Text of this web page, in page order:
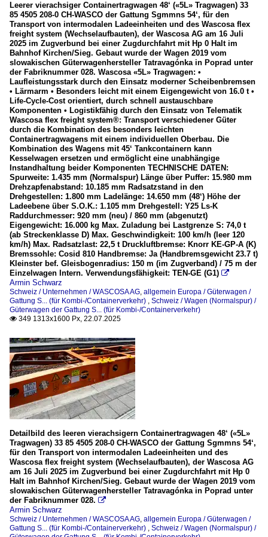
Leerer vierachsiger Containertragwagen 48‘ («5L» Tragwagen) 33
85 4505 208-0 CH-WASCO der Gattung Sgmmns 54‘, für den
Transport von intermodalen Ladeeinheiten und des Wascosa flex
freight system (Wechselaufbauten), der Wascosa AG am 16 Juli
2025 im Zugverbund bei einer Zugdurchfahrt mit Hp 0 Halt im
Bahnhof Kirchen/Sieg. Gebaut wurde der Wagen 2019 vom
slowakischen Güterwagenhersteller Tatravagónka in Poprad unter
der Fabriknummer 028. Wascosa «5L» Tragwagen: •
Laufleistungsstark durch den Einsatz moderner Scheibenbremsen
• Lärmarm • Besonders leicht mit einem Eigengewicht von 16.0 t •
Life-Cycle-Cost orientiert, durch schnell austauschbare
Komponenten • Logistikfähig durch den Einsatz von Telematik
Wascosa flex freight system®: Transport verschiedener Güter
durch die Kombination des besonders leichten
Containertragwagens mit einem individuellen Oberbau. Die
Kombination des Wagens mit 45‘ Tankcontainern kann
Kesselwagen ersetzen und ermöglicht eine unabhängige
Instandhaltung beider Komponenten TECHNISCHE DATEN:
Spurweite: 1.435 mm (Normalspur) Länge über Puffer: 15.980 mm
Drehzapfenabstand: 10.185 mm Radsatzstand in den
Drehgestellen: 1.800 mm Ladelänge: 14.650 mm (48‘) Höhe der
Ladeebene über S.O.K.: 1.105 mm Drehgestell: Y25 Ls-K
Raddurchmesser: 920 mm (neu) / 860 mm (abgenutzt)
Eigengewicht: 16.000 kg Max. Zuladung bei Lastgrenze S: 74,0 t
(ab Streckenklasse D) Max. Geschwindigkeit: 100 km/h (leer 120
km/h) Max. Radsatzlast: 22,5 t Druckluftbremse: Knorr KE-GP-A (K)
Bremssohle: Cosid 810 Handbremse: Ja (Handbremsgewicht 23.7 t)
Kleinster bef. Gleisbogenradius: 150 m (im Zugverband) / 75 m der
Einzelwagen Intern. Verwendungsfähigkeit: TEN-GE (G1) 
Armin Schwarz
Schweiz / Unternehmen / WASCOSA AG, allgemein Europa / Güterwagen /
Gattung S... (für Kombi-/Containerverkehr) , Schweiz / Wagen (Normalspur) /
Güterwagen der Gattung S... (für Kombi-/Containerverkehr)
 349 1313x1600 Px, 22.07.2025
Detailbild des leeren vierachsigern Containertragwagen 48‘ («5L»
Tragwagen) 33 85 4505 208-0 CH-WASCO der Gattung Sgmmns 54‘,
für den Transport von intermodalen Ladeeinheiten und des
Wascosa flex freight system (Wechselaufbauten), der Wascosa AG
am 16 Juli 2025 im Zugverbund bei einer Zugdurchfahrt mit Hp 0
Halt im Bahnhof Kirchen/Sieg. Gebaut wurde der Wagen 2019 vom
slowakischen Güterwagenhersteller Tatravagónka in Poprad unter
der Fabriknummer 028. 
Armin Schwarz
Schweiz / Unternehmen / WASCOSA AG, allgemein Europa / Güterwagen /
Gattung S... (für Kombi-/Containerverkehr) , Schweiz / Wagen (Normalspur) /